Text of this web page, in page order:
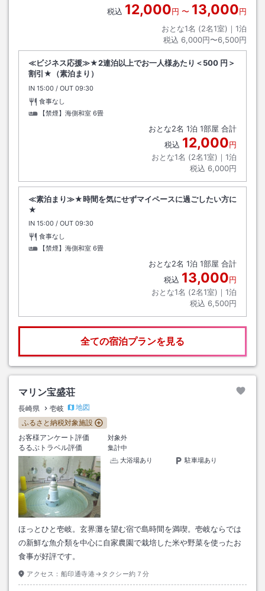
税込 12,000円 〜 13,000円
おとな1名 (2名1室)｜ 1泊
税込 6,000円〜6,500円
≪ビジネス応援≫★2連泊以上でお一人様あたり＜500 円＞
割引★（素泊まり）
IN チェックイン
15:00 / OUT チェックアウト
09:30
食事なし
【禁煙】海側和室 6畳
おとな2名 1泊 1部屋 合計
税込 12,000円
おとな1名 (2名1室)｜ 1泊
税込 6,000円
≪素泊まり≫★時間を気にせずマイペースに過ごしたい方に
★
IN チェックイン
15:00 / OUT チェックアウト
09:30
食事なし
【禁煙】海側和室 6畳
おとな2名 1泊 1部屋 合計
税込 13,000円
おとな1名 (2名1室)｜ 1泊
税込 6,500円
全ての宿泊プランを見る
マリン宝盛荘
長崎県 壱岐
地図
ふるさと納税対象施設
お客様アンケート評価
対象外
るるぶトラベル評価
集計中
大浴場あり
駐車場あり
ほっとひと壱岐。玄界灘を望む宿で島時間を満喫。壱岐ならでは
の新鮮な魚介類を中心に自家農園で栽培した米や野菜を使ったお
食事が好評です。
アクセス： 船印通寺港→タクシー約７分